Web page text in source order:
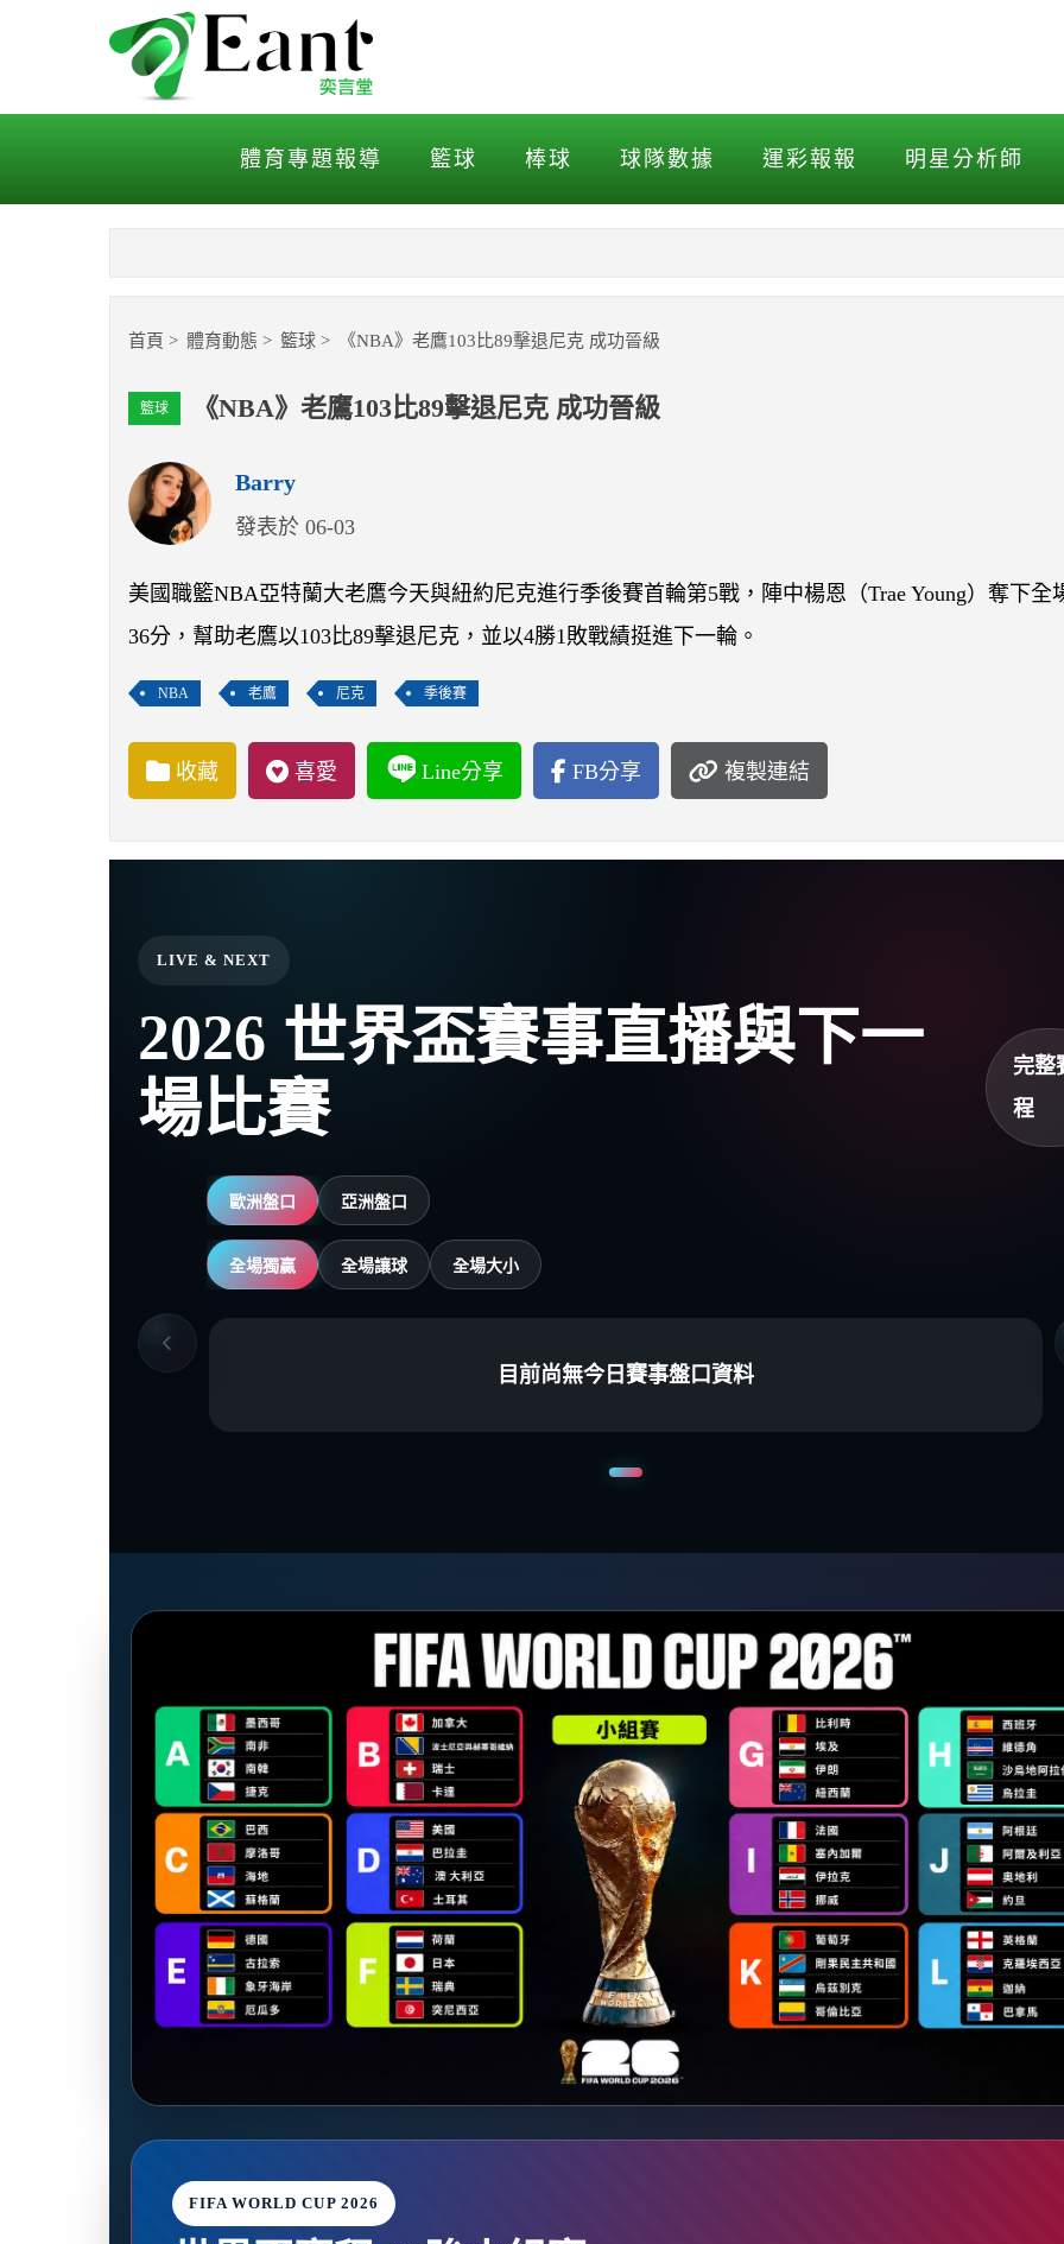
《NBA》老鷹103比89擊退尼克 成功晉級
體育專題報導 籃球 棒球 球隊數據 運彩報報 明星分析師
首頁 體育動態 籃球 《NBA》老鷹103比89擊退尼克 成功晉級
籃球 《NBA》老鷹103比89擊退尼克 成功晉級
Barry
發表於 06-03
美國職籃NBA亞特蘭大老鷹今天與紐約尼克進行季後賽首輪第5戰，陣中楊恩（Trae Young）奪下全
36分，幫助老鷹以103比89擊退尼克，並以4勝1敗戰績挺進下一輪。
NBA 老鷹 尼克 季後賽
收藏 喜愛 Line分享 FB分享 複製連結
LIVE & NEXT
2026 世界盃賽事直播與下一
場比賽
完整
程
歐洲盤口 亞洲盤口
全場獨贏 全場讓球 全場大小
目前尚無今日賽事盤口資料
FIFA WORLD CUP 2026